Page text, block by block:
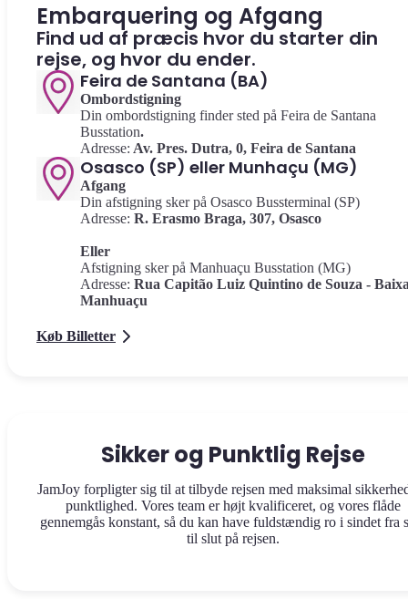
Embarquering og Afgang
Find ud af præcis hvor du starter din
rejse, og hvor du ender.
Feira de Santana (BA)
Ombordstigning
Din ombordstigning finder sted på Feira de Santana
Busstation.
Adresse: Av. Pres. Dutra, 0, Feira de Santana
Osasco (SP) eller Munhaçu (MG)
Afgang
Din afstigning sker på Osasco Bussterminal (SP)
Adresse: R. Erasmo Braga, 307, Osasco
Eller
Afstigning sker på Manhuaçu Busstation (MG)
Adresse: Rua Capitão Luiz Quintino de Souza -
Manhuaçu
Køb Billetter
Sikker og Punktlig Rejse
JamJoy forpligter sig til at tilbyde rejsen med maksimal
punktlighed. Vores team er højt kvalificeret, og vores flåde
gennemgås konstant, så du kan have fuldstændig ro i sindet fra
til slut på rejsen.